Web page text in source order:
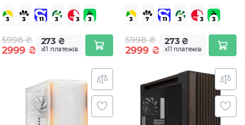
Black
5998 ₴
2999 ₴
273 ₴
х11 платежів
White
5998 ₴
2999 ₴
273 ₴
х11 платежів